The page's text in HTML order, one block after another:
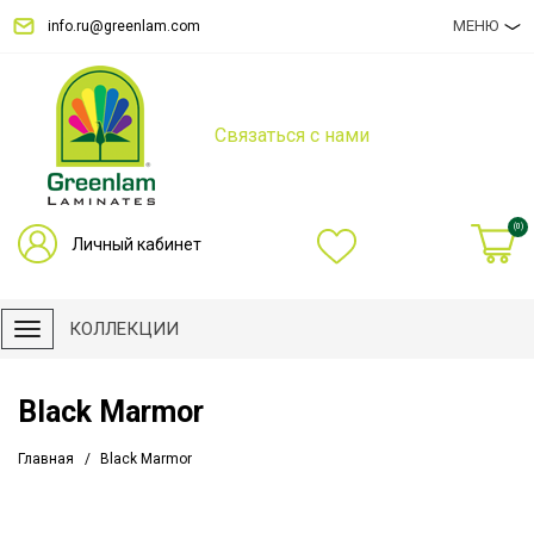
info.ru@greenlam.com МЕНЮ
Связаться с нами
Личный кабинет
(0)
КОЛЛЕКЦИИ
Black Marmor
Главная Black Marmor